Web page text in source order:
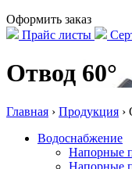
Оформить заказ
Прайс листы
Отвод 60°
Главная › Продукция ›
Водоснабжение
Напорные
Напорные